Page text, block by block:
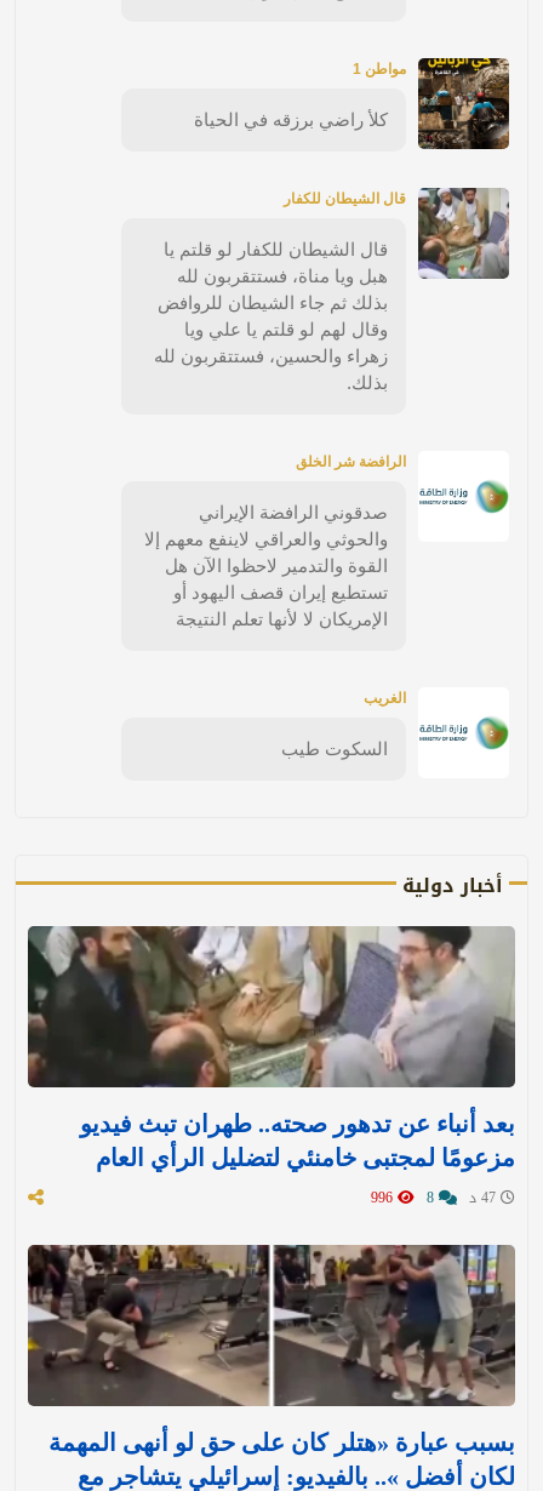
مواطن 1
كلأ راضي برزقه في الحياة
قال الشيطان للكفار
قال الشيطان للكفار لو قلتم يا
هبل ويا مناة، فستتقربون لله
بذلك ثم جاء الشيطان للروافض
وقال لهم لو قلتم يا علي ويا
زهراء والحسين، فستتقربون لله
بذلك.
الرافضة شر الخلق
صدقوني الرافضة الإيراني
والحوثي والعراقي لاينفع معهم إلا
القوة والتدمير لاحظوا الآن هل
تستطيع إيران قصف اليهود أو
الإمريكان لا لأنها تعلم النتيجة
الغريب
السكوت طيب
أخبار دولية
بعد أنباء عن تدهور صحته.. طهران تبث فيديو
مزعومًا لمجتبى خامنئي لتضليل الرأي العام
بسبب عبارة «هتلر كان على حق لو أنهى المهمة
لكان أفضل ».. بالفيديو: إسرائيلي يتشاجر مع